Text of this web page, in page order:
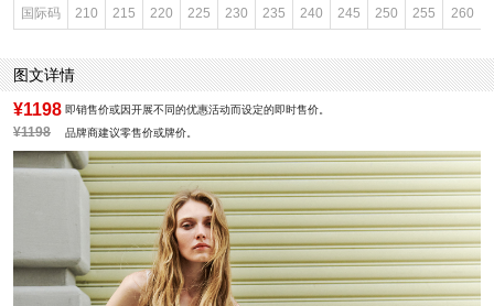
鞋类流行款式：浅口鞋
流行元素：纯色
国际码 210 215 220 225 230 235 240 245 250 255 260
图文详情
¥1198 即销售价或因开展不同的优惠活动而设定的即时售价。
¥1198 品牌商建议零售价或牌价。